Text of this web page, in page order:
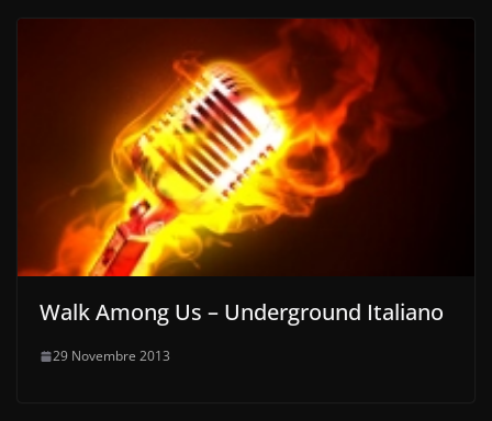
Walk Among Us – Underground Italiano
29 Novembre 2013